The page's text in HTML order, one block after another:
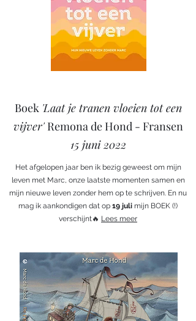
Boek 'Laat je tranen vloeien tot een
vijver'Remona de Hond - Fransen
15 juni 2022
Het afgelopen jaar ben ik bezig geweest om mijn
leven met Marc, onze laatste momenten samen en
mijn nieuwe leven zonder hem op te schrijven. En nu
mag ik aankondigen dat op 19 juli mijn BOEK (!)
verschijnt🔥 Lees meer